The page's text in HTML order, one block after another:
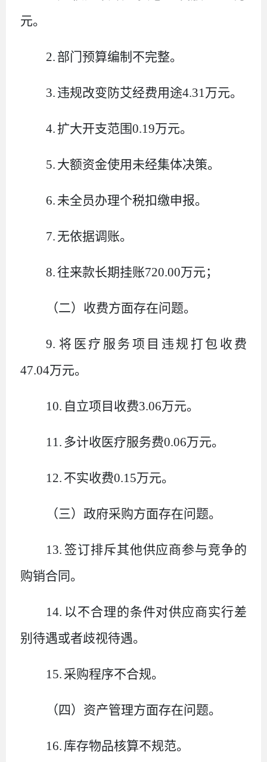
元。
2. 部门预算编制不完整。
3. 违规改变防艾经费用途4.31 万元。
4. 扩大开支范围0.19万元。
5. 大额资金使用未经集体决策。
6. 未全员办理个税扣缴申报。
7. 无依据调账。
8.往来款长期挂账720.00万元；
（二）收费方面存在问题。
9. 将医疗服务项目违规打包收费
47.04万元。
10. 自立项目收费3.06万元。
11. 多计收医疗服务费0.06万元。
12. 不实收费0.15万元。
（三）政府采购方面存在问题。
13. 签订排斥其他供应商参与竞争的
购销合同。
14. 以不合理的条件对供应商实行差
别待遇或者歧视待遇。
15. 采购程序不合规。
（四）资产管理方面存在问题。
16. 库存物品核算不规范。